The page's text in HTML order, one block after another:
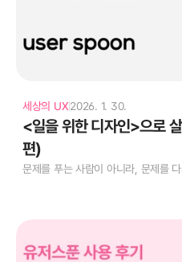
세상의 UX2026. 1. 30.
<일을 위한 디자인>으로
편)
문제를 푸는 사람이 아니라, 문제를